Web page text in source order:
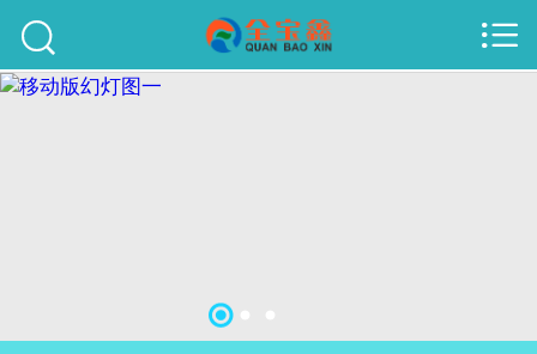
关于我们

